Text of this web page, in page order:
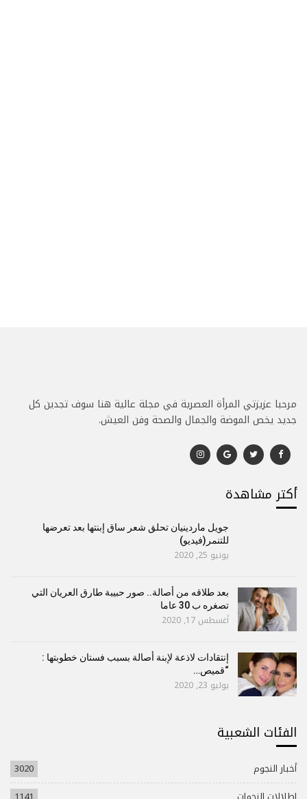
مرحبا عزيزتي المرأة العصرية في مجلة عالية هنا سوف تجدين كل
جديد يخص الموضة والجمال والصحة وفن العيش.
أكتر مشاهدة
جويل ماردينيان تحلق شعر ساق إبنتها بعد تعرضها
للتنمر(فيديو)
يونيو 25, 2020
بعد طلاقه من أصالة.. صور حبيبة طارق العريان التي
تصغره ب 30 عاما
أغسطس 17, 2020
إنتقادات لاذعة لإبنة أصالة بسبب فستان خطوبتها :
“قميص…
يوليو 23, 2020
الفئات الشعبية
أخبار النجوم
3020